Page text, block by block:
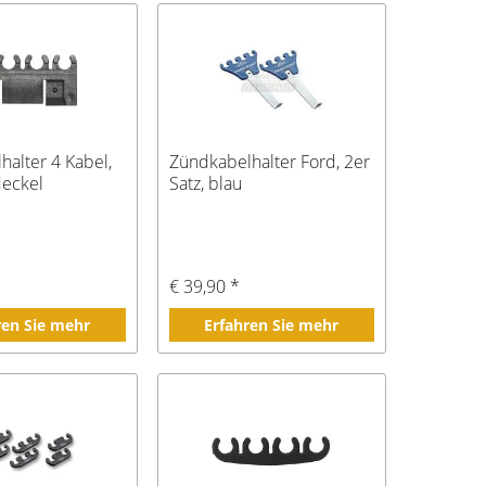
4 Kabel,
Sie mehr
Zündkabelhalter Ford, 2er
Satz, blau
€ 39,90 *
Erfahren Sie mehr